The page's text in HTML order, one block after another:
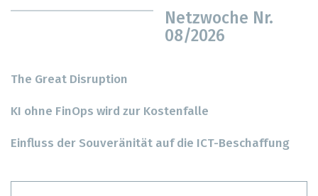
Netzwoche Nr.
08/2026
The Great Disruption
KI ohne FinOps wird zur Kostenfalle
Einfluss der Souveränität auf die ICT-Beschaffung